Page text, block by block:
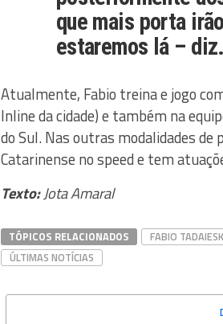
que mais porta
estaremos lá – diz.
Atualmente, Fabio treina e jogo
Inline da cidade) e também na
do Sul. Nas outras modalidades de
Catarinense no speed e tem
Texto:Jota Amaral
TÓPICOS RELACIONADOS FABIO
ÚLTIMAS NOTÍCIAS